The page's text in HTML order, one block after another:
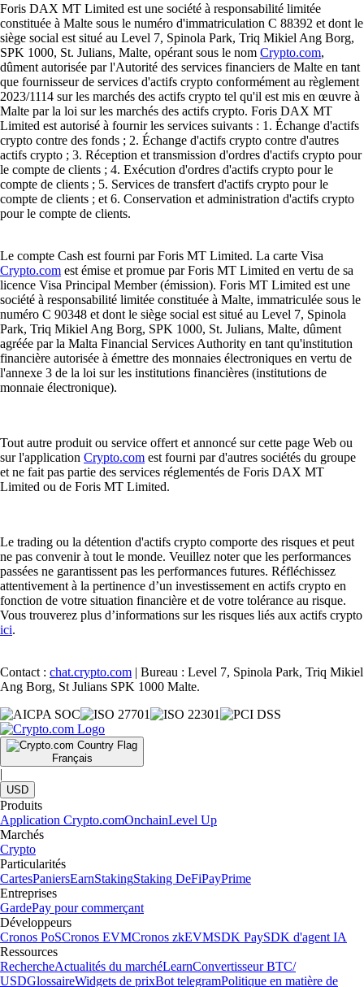
Foris DAX MT Limited est une société à responsabilité limitée
constituée à Malte sous le numéro d'immatriculation C 88392 et dont le
siège social est situé au Level 7, Spinola Park, Triq Mikiel Ang Borg,
SPK 1000, St. Julians, Malte, opérant sous le nom Crypto.com,
dûment autorisée par l'Autorité des services financiers de Malte en tant
que fournisseur de services d'actifs crypto conformément au règlement
2023/1114 sur les marchés des actifs crypto tel qu'il est mis en œuvre à
Malte par la loi sur les marchés des actifs crypto. Foris DAX MT
Limited est autorisé à fournir les services suivants : 1. Échange d'actifs
crypto contre des fonds ; 2. Échange d'actifs crypto contre d'autres
actifs crypto ; 3. Réception et transmission d'ordres d'actifs crypto pour
le compte de clients ; 4. Exécution d'ordres d'actifs crypto pour le
compte de clients ; 5. Services de transfert d'actifs crypto pour le
compte de clients ; et 6. Conservation et administration d'actifs crypto
pour le compte de clients.
Le compte Cash est fourni par Foris MT Limited. La carte Visa
Crypto.com est émise et promue par Foris MT Limited en vertu de sa
licence Visa Principal Member (émission). Foris MT Limited est une
société à responsabilité limitée constituée à Malte, immatriculée sous le
numéro C 90348 et dont le siège social est situé au Level 7, Spinola
Park, Triq Mikiel Ang Borg, SPK 1000, St. Julians, Malte, dûment
agréée par la Malta Financial Services Authority en tant qu'institution
financière autorisée à émettre des monnaies électroniques en vertu de
l'annexe 3 de la loi sur les institutions financières (institutions de
monnaie électronique).
Tout autre produit ou service offert et annoncé sur cette page Web ou
sur l'application Crypto.com est fourni par d'autres sociétés du groupe
et ne fait pas partie des services réglementés de Foris DAX MT
Limited ou de Foris MT Limited.
Le trading ou la détention d'actifs crypto comporte des risques et peut
ne pas convenir à tout le monde. Veuillez noter que les performances
passées ne garantissent pas les performances futures. Réfléchissez
attentivement à la pertinence d’un investissement en actifs crypto en
fonction de votre situation financière et de votre tolérance au risque.
Vous trouverez plus d’informations sur les risques liés aux actifs crypto
ici.
Contact : chat.crypto.com | Bureau : Level 7, Spinola Park, Triq Mikiel
Ang Borg, St Julians SPK 1000 Malte.
Français
|
USD
Produits
Application Crypto.comOnchainLevel Up
Marchés
Crypto
Particularités
CartesPaniersEarnStakingStaking DeFiPayPrime
Entreprises
GardePay pour commerçant
Développeurs
Cronos PoSCronos EVMCronos zkEVMSDK PaySDK d'agent IA
Ressources
RechercheActualités du marchéLearnConvertisseur BTC/
USDGlossaireWidgets de prixBot telegramPolitique en matière de